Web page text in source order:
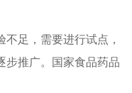
足，需要进行试点，
步推广。国家食品药品